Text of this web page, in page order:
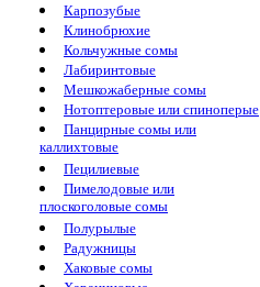
Карпозубые
Клинобрюхие
Кольчужные сомы
Лабиринтовые
Мешкожаберные сомы
Нотоптеровые или спиноперые
Панцирные сомы или
каллихтовые
Пецилиевые
Пимелодовые или
плоскоголовые сомы
Полурылые
Радужницы
Хаковые сомы